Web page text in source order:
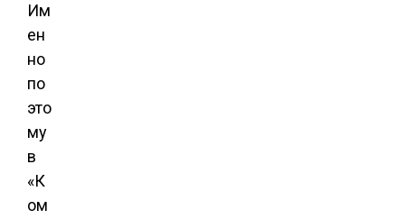
Им
ен
но
по
это
му
в
«К
ом